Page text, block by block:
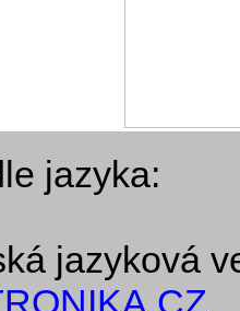
jazyka:
jazyková